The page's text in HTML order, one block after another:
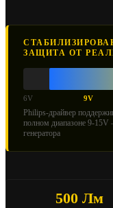
ЗАЩИТА ОТ
6V 9V
Philips-драйвер
полном диапазоне 9-
генератора
500 Лм